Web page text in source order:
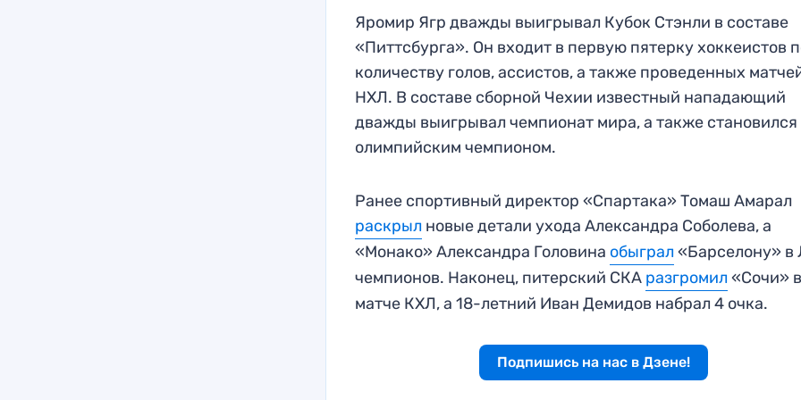
Яромир Ягр дважды выигрывал Кубок Стэнли в составе
«Питтсбурга». Он входит в первую пятерку хоккеистов
количеству голов, ассистов, а также проведенных
НХЛ. В составе сборной Чехии известный нападающий
дважды выигрывал чемпионат мира, а также становился
олимпийским чемпионом.
Ранее спортивный директор «Спартака» Томаш Амарал
раскрыл новые детали ухода Александра Соболева, а
«Монако» Александра Головина обыграл«Барселону» в
чемпионов. Наконец, питерский СКА разгромил«Сочи» в
матче КХЛ, а 18-летний Иван Демидов набрал 4 очка.
Подпишись на нас в Дзене!